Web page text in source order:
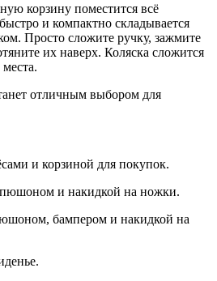
корзину поместится всё
и компактно складывается
Просто сложите ручку, зажмите
их наверх. Коляска сложится
отличным выбором для
и корзиной для покупок.
и накидкой на ножки.
бампером и накидкой на